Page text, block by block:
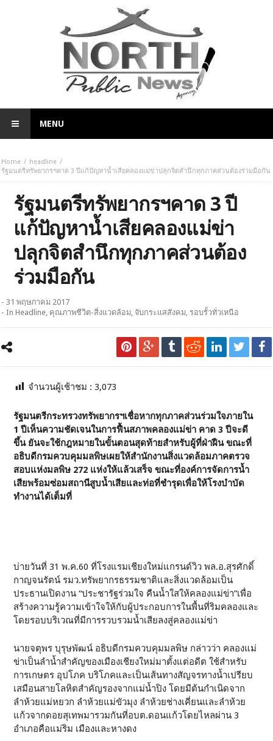
MENU
Home
headline
รัฐมนตรีทรัพยากรฯคาด 3 ปีแก้ปัญหาน้ำเสียคลองแม่ข่าปลุกจิตสำนึกทุกภาคส่วนต้องร่วมมือกัน
รัฐมนตรีทรัพยากรฯคาด 3 ปี
แก้ปัญหาน้ำเสียคลองแม่ข่า
ปลุกจิตสำนึกทุกภาคส่วนต้อง
ร่วมมือกัน
- 31 พฤษภาคม 2017
- InHeadline, คุณภาพชีวิต-สิ่งแวดล้อม, จับกระแสสังคม, รอบรั้วทั่วเหนือ
จำนวนผู้เช้าชม :3,073
รัฐมนตรีกระทรวงทรัพยากรฯเชื่อหากทุกภาคส่วนร่วมใจภายใน
1 ปีเห็นความชัดเจนในการฟื้นสภาพคลองแม่ข่า คาด 3 ปีจะดี
ขึ้น ยันจะใช้กฎหมายในขั้นตอนสุดท้ายสำหรับผู้ที่ฝ่าฝืน ขณะที่
อธิบดีกรมควบคุมมลพิษเผยให้สำนักงานสิ่งแวดล้อมภาคตรวจ
สอบแห่งมลพิษ 272 แห่งให้แล้วเสร็จ ขณะที่องค์การจัดการน้ำ
เสียพร้อมซ่อมสถานีสูบน้ำเสียและท่อที่ชำรุดเพื่อให้โรงบำบัด
ทำงานได้เต็มที่
บ่ายวันที่ 31 พ.ค.60 ที่โรงแรมเชียงใหม่แกรนด์วิว พล.อ.สุรศักดิ์
กาญจนรัตน์ รมว.ทรัพยากรธรรมชาติและสิ่งแวดล้อมเป็น
ประธานเปิดงาน “ประชารัฐร่วมใจ คืนน้ำใสให้คลองแม่ข่า”เพื่อ
สร้างความรู้ความเข้าใจให้กับผู้ประกอบการในพื้นที่ริมคลองและ
โดยรอบบริเวณที่มีการรวบรวมน้ำเสียลงสู่คลองแม่ข่า
นายจตุพร บุรุษพัฒน์ อธิบดีกรมควบคุมมลพิษ กล่าวว่า คลองแม่
ข่าเป็นลำน้ำสำคัญของเมืองเชียงใหม่มาตั้งแต่อดีต ใช้สำหรับ
การเกษตร อุปโภค บริโภคและเป็นเส้นทางสัญจรทางน้ำเปรียบ
เสมือนสายโลหิตสำคัญรองจากแม่น้ำปิง โดยมีต้นกำเนิดจาก
ลำห้วยแม่หยวก ลำห้วยแม่ขัวมุง ลำห้วยช่างเคี่ยนและลำห้วย
แก้วจากดอยสุเทพมารวมกันที่อบต.ดอนแก้วโดยไหลผ่าน 3
อำเภอคือแม่ริม เมืองและหางดง